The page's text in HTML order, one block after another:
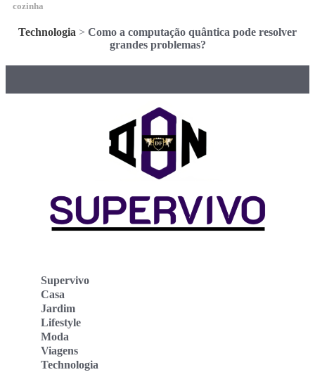
cozinha
Technologia > Como a computação quântica pode resolver
grandes problemas?
Supervivo
Casa
Jardim
Lifestyle
Moda
Viagens
Technologia